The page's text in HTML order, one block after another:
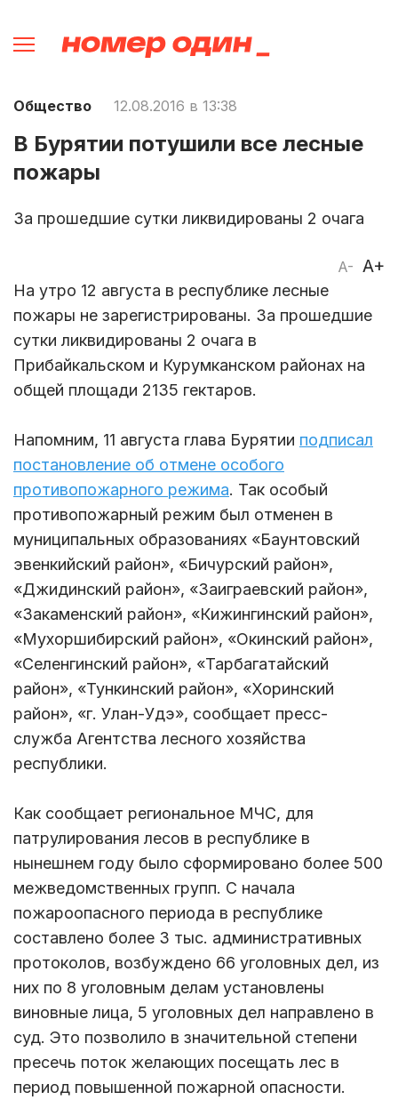
Общество 12.08.2016 в 13:38
В Бурятии потушили все лесные
пожары
За прошедшие сутки ликвидированы 2 очага
A- A+
На утро 12 августа в республике лесные
пожары не зарегистрированы. За прошедшие
сутки ликвидированы 2 очага в
Прибайкальском и Курумканском районах на
общей площади 2135 гектаров.
Напомним, 11 августа глава Бурятии подписал
постановление об отмене особого
противопожарного режима. Так особый
противопожарный режим был отменен в
муниципальных образованиях «Баунтовский
эвенкийский район», «Бичурский район»,
«Джидинский район», «Заиграевский район»,
«Закаменский район», «Кижингинский район»,
«Мухоршибирский район», «Окинский район»,
«Селенгинский район», «Тарбагатайский
район», «Тункинский район», «Хоринский
район», «г. Улан-Удэ», сообщает пресс-
служба Агентства лесного хозяйства
республики.
Как сообщает региональное МЧС, для
патрулирования лесов в республике в
нынешнем году было сформировано более 500
межведомственных групп. С начала
пожароопасного периода в республике
составлено более 3 тыс. административных
протоколов, возбуждено 66 уголовных дел, из
них по 8 уголовным делам установлены
виновные лица, 5 уголовных дел направлено в
суд. Это позволило в значительной степени
пресечь поток желающих посещать лес в
период повышенной пожарной опасности.